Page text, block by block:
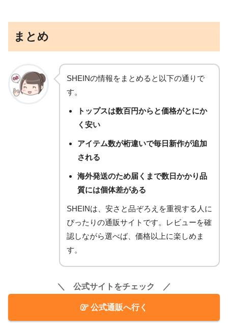
まとめ
SHEINの情報をまとめると以下の通りで
す。
トップスは数百円からと価格がとにか
く安い
アイテム数が桁違いで毎日新作が追加
される
海外発送のため届くまで数日かかり品
質には個体差がある
SHEINは、安さと品ぞろえを重視する人に
ぴったりの通販サイトです。レビューを確
認しながら選べば、価格以上に楽しめま
す。
＼ 公式サイトをチェック ／
公式通販へ行く